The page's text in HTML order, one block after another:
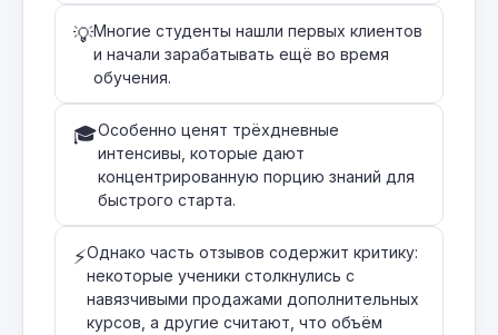
💡Многие студенты нашли первых клиентов
и начали зарабатывать ещё во время
обучения.
🎓Особенно ценят трёхдневные
интенсивы, которые дают
концентрированную порцию знаний для
быстрого старта.
⚡Однако часть отзывов содержит критику:
некоторые ученики столкнулись с
навязчивыми продажами дополнительных
курсов, а другие считают, что объём